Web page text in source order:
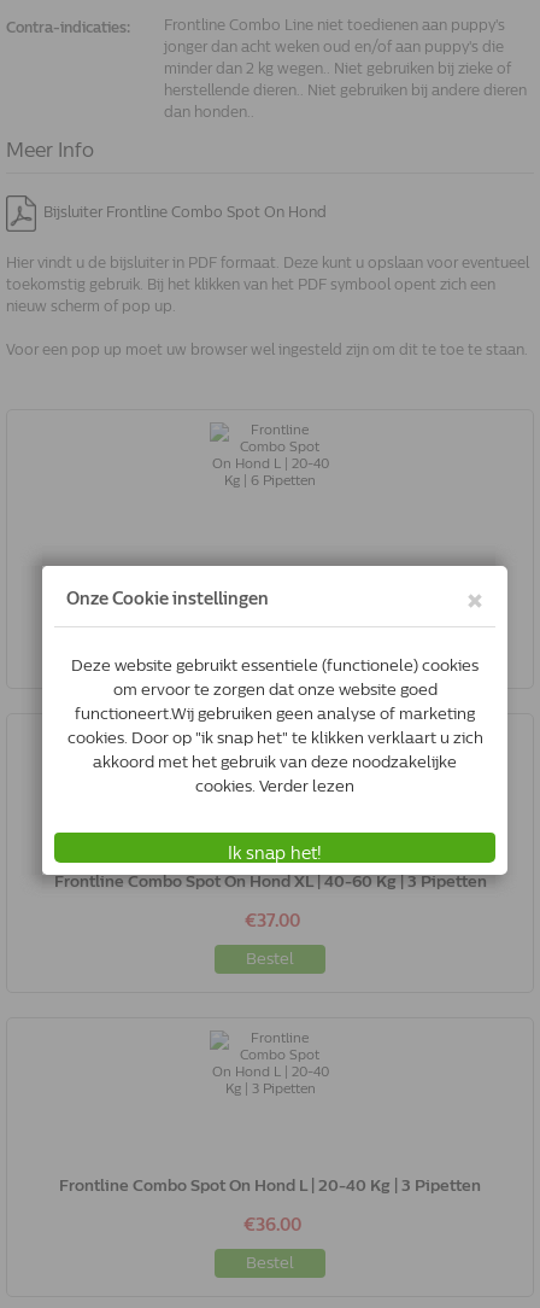
Contra-indicaties:
Frontline Combo Line niet toedienen aan puppy's
jonger dan acht weken oud en/of aan puppy's die
minder dan 2 kg wegen.. Niet gebruiken bij zieke of
herstellende dieren.. Niet gebruiken bij andere dieren
dan honden..
Meer Info
Bijsluiter Frontline Combo Spot On Hond
Hier vindt u de bijsluiter in PDF formaat. Deze kunt u opslaan voor eventueel
toekomstig gebruik. Bij het klikken van het PDF symbool opent zich een
nieuw scherm of pop up.
Voor een pop up moet uw browser wel ingesteld zijn om dit te toe te staan.
Frontline Combo Spot On Hond XL | 40-60 Kg | 3 Pipetten
€37.00
Bestel
Frontline Combo Spot On Hond L | 20-40 Kg | 3 Pipetten
€36.00
Bestel